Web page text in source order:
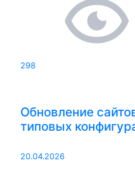
298
Обновление
типовых
20.04.2026